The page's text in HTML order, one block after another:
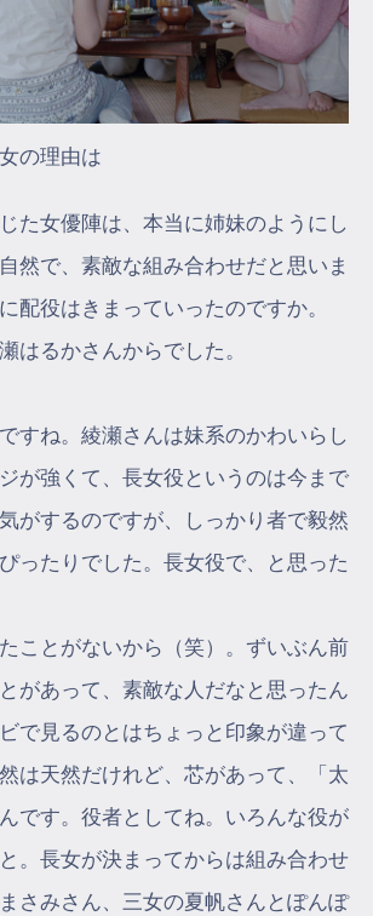
ポリシー
の理由は
女優陣は、本当に姉妹のようにし
然で、素敵な組み合わせだと思いま
配役はきまっていったのですか。
はるかさんからでした。
ね。綾瀬さんは妹系のかわいらし
が強くて、長女役というのは今まで
がするのですが、しっかり者で毅然
ったりでした。長女役で、と思った
ことがないから（笑）。ずいぶん前
があって、素敵な人だなと思ったん
で見るのとはちょっと印象が違って
は天然だけれど、芯があって、「太
です。役者としてね。いろんな役が
。長女が決まってからは組み合わせ
さみさん、三女の夏帆さんとぽんぽ